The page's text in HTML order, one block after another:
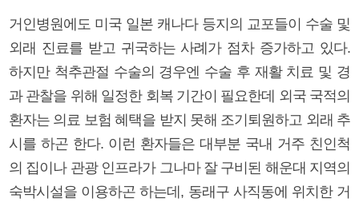
거인병원에도 미국 일본 캐나다 등지의 교포들이 수술 및
외래 진료를 받고 귀국하는 사례가 점차 증가하고 있다.
하지만 척추관절 수술의 경우엔 수술 후 재활 치료 및 경
과 관찰을 위해 일정한 회복 기간이 필요한데 외국 국적의
환자는 의료 보험 혜택을 받지 못해 조기퇴원하고 외래 추
시를 하곤 한다. 이런 환자들은 대부분 국내 거주 친인척
의 집이나 관광 인프라가 그나마 잘 구비된 해운대 지역의
숙박시설을 이용하곤 하는데, 동래구 사직동에 위치한 거